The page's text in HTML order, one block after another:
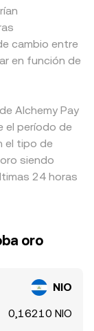
cambio entre
en función de
Alchemy Pay
el período de
el tipo de
siendo
24 horas
oro
NIO
0,16210 NIO